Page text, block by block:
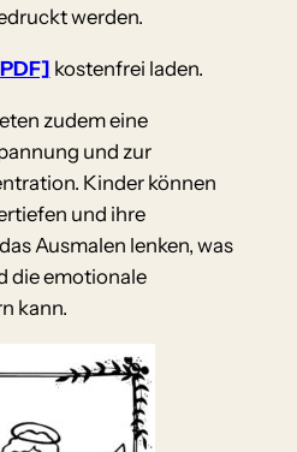
werden.
kostenfrei laden.
zudem eine
und zur
Kinder können
und ihre
Ausmalen lenken, was
die emotionale
kann.